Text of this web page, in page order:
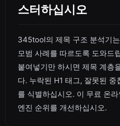
스터하십시오
345tool의 제목 구조 분석기
모범 사례를 따르도록 도와드
붙여넣기만 하시면 제목 계층
다. 누락된 H1 태그, 잘못된
를 식별하십시오. 이 무료 온
엔진 순위를 개선하십시오.